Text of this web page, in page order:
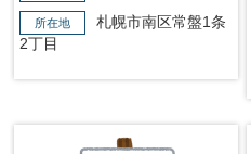
所在地
札幌市南区常盤1条
2丁目